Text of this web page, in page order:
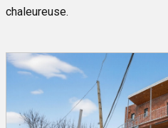
chaleureuse.